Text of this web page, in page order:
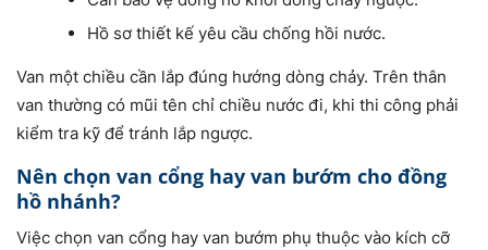
Hồ sơ thiết kế yêu cầu chống hồi nước.
Van một chiều cần lắp đúng hướng dòng chảy. Trên thân
van thường có mũi tên chỉ chiều nước đi, khi thi công phải
kiểm tra kỹ để tránh lắp ngược.
Nên chọn van cổng hay van bướm cho đồng
hồ nhánh?
Việc chọn van cổng hay van bướm phụ thuộc vào kích cỡ